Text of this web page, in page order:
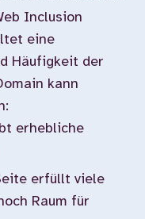
Inclusion
eine
Häufigkeit der
kann
erhebliche
erfüllt viele
Raum für